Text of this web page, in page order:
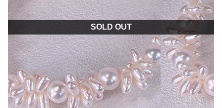
SOLD OUT